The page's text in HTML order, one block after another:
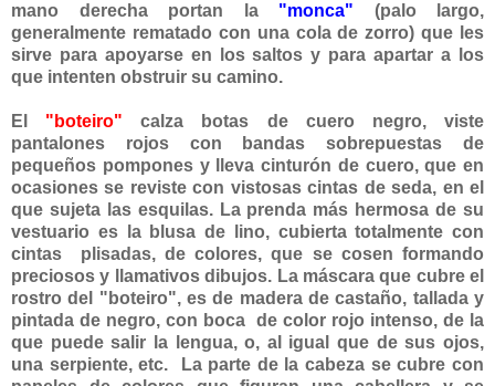
mano derecha portan la "monca" (palo largo,
generalmente rematado con una cola de zorro) que les
sirve para apoyarse en los saltos y para apartar a los
que intenten obstruir su camino.
El "boteiro" calza botas de cuero negro, viste
pantalones rojos con bandas sobrepuestas de
pequeños pompones y lleva cinturón de cuero, que en
ocasiones se reviste con vistosas cintas de seda, en el
que sujeta las esquilas. La prenda más hermosa de su
vestuario es la blusa de lino, cubierta totalmente con
cintas plisadas, de colores, que se cosen formando
preciosos y llamativos dibujos. La máscara que cubre el
rostro del "boteiro", es de madera de castaño, tallada y
pintada de negro, con boca de color rojo intenso, de la
que puede salir la lengua, o, al igual que de sus ojos,
una serpiente, etc. La parte de la cabeza se cubre con